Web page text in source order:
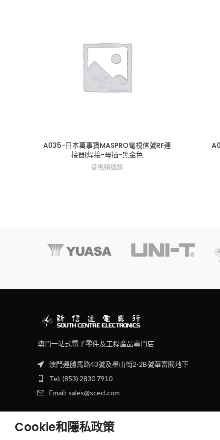
A035-日本萬事寶MASPRO電視信號RF連
接器|焊接-母插-黑金色
音視頻插頭
澳門一站式電子零件及工程產品專門店
澳門連勝馬路43號及墨山街2-2B號華富閣地下
Tel: (853) 2830 7910
Email: sales@scecl.com
Cookie和隱私政策